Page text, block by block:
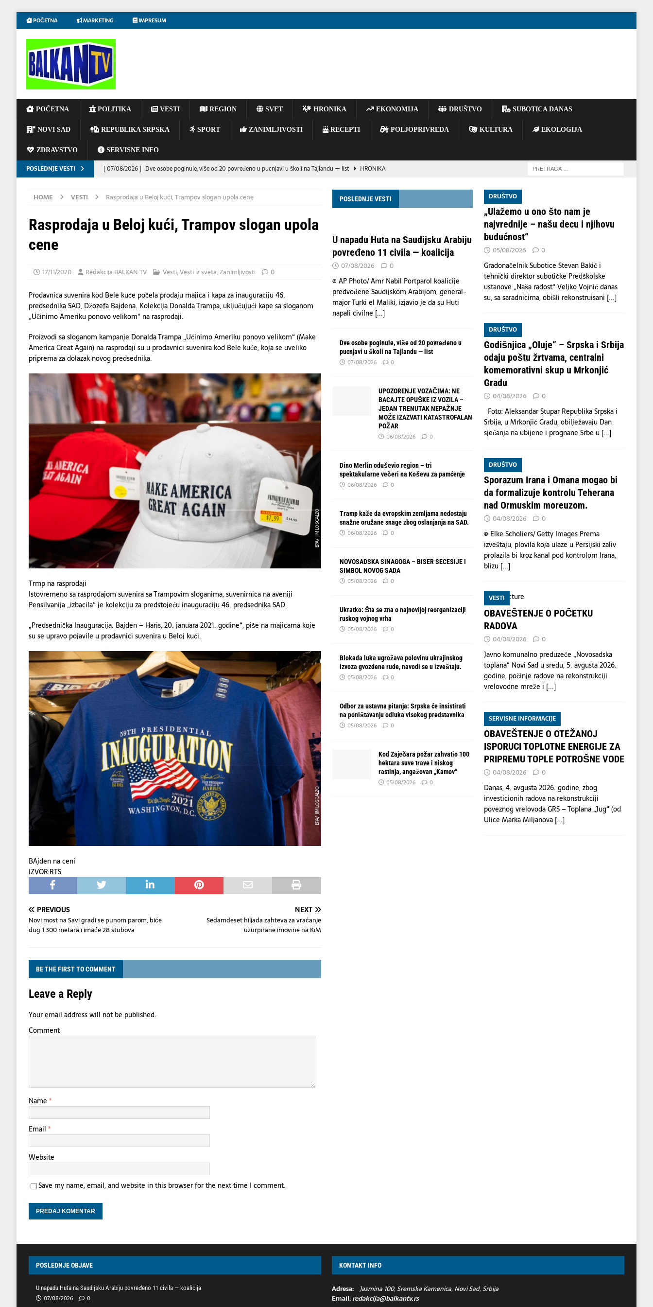
POČETNA MARKETING IMPRESUM
POČETNA POLITIKA VESTI REGION SVET HRONIKA EKONOMIJA DRUŠTVO SUBOTICA DANAS
NOVI SAD REPUBLIKA SRPSKA SPORT ZANIMLJIVOSTI RECEPTI POLJOPRIVREDA KULTURA EKOLOGIJA
ZDRAVSTVO SERVISNE INFO
POSLEDNJE VESTI [ 07/08/2026 ] Dve osobe poginule, više od 20 povređeno u pucnjavi u školi na Tajlandu — list
HRONIKA
IZAZVATI KATASTROFALAN POŽAR
EKOLOGIJA
[ 06/08/2026 ] Dino Merlin oduševio region – tri spektakularne večeri na Koševu za pamćenje
[ 06/08/2026 ]
Tramp kaže da evropskim zemljama nedostaju snažne oružane snage zbog oslanjanja na SAD.
VESTI
VESTI
HOME VESTI Rasprodaja u Beloj kući, Trampov slogan upola cene
Rasprodaja u Beloj kući, Trampov slogan upola
cene
17/11/2020 Redakcija BALKAN TV Vesti,Vesti iz sveta,Zanimljivosti 0
Prodavnica suvenira kod Bele kuće počela prodaju majica i kapa za inauguraciju 46.
predsednika SAD, Džozefa Bajdena. Kolekcija Donalda Trampa, uključujući kape sa sloganom
„Učinimo Ameriku ponovo velikom“ na rasprodaji.
Proizvodi sa sloganom kampanje Donalda Trampa „Učinimo Ameriku ponovo velikom“ (Make
America Great Again) na rasprodaji su u prodavnici suvenira kod Bele kuće, koja se uveliko
priprema za dolazak novog predsednika.
Trmp na rasprodaji
Istovremeno sa rasprodajom suvenira sa Trampovim sloganima, suvenirnica na aveniji
Pensilvanija „izbacila“ je kolekciju za predstojeću inauguraciju 46. predsednika SAD.
„Predsednička Inauguracija. Bajden – Haris, 20. januara 2021. godine“, piše na majicama koje
su se upravo pojavile u prodavnici suvenira u Beloj kući.
BAjden na ceni
IZVOR:RTS
PREVIOUS
Novi most na Savi gradi se punom parom, biće
dug 1.300 metara i imaće 28 stubova
NEXT
Sedamdeset hiljada zahteva za vraćanje
uzurpirane imovine na KiM
BE THE FIRST TO COMMENT
Leave a Reply
Your email address will not be published.
Comment
Name *
Email *
Website
Save my name, email, and website in this browser for the next time I comment.
POSLEDNJE VESTI
U napadu Huta na Saudijsku Arabiju
povređeno 11 civila — koalicija
07/08/2026 0
© AP Photo/ Amr Nabil Portparol koalicije
predvođene Saudijskom Arabijom, general-
major Turki el Maliki, izjavio je da su Huti
napali civilne [...]
Dve osobe poginule, više od 20 povređeno u
pucnjavi u školi na Tajlandu — list
07/08/2026 0
UPOZORENJE VOZAČIMA: NE
BACAJTE OPUŠKE IZ VOZILA –
JEDAN TRENUTAK NEPAŽNJE
MOŽE IZAZVATI KATASTROFALAN
POŽAR
06/08/2026 0
Dino Merlin oduševio region – tri
spektakularne večeri na Koševu za pamćenje
06/08/2026 0
Tramp kaže da evropskim zemljama nedostaju
snažne oružane snage zbog oslanjanja na SAD.
06/08/2026 0
NOVOSADSKA SINAGOGA – BISER SECESIJE I
SIMBOL NOVOG SADA
05/08/2026 0
Ukratko: Šta se zna o najnovijoj reorganizaciji
ruskog vojnog vrha
05/08/2026 0
Blokada luka ugrožava polovinu ukrajinskog
izvoza gvozdene rude, navodi se u izveštaju.
05/08/2026 0
Odbor za ustavna pitanja: Srpska će insistirati
na poništavanju odluka visokog predstavnika
05/08/2026 0
Kod Zaječara požar zahvatio 100
hektara suve trave i niskog
rastinja, angažovan „Kamov“
05/08/2026 0
DRUŠTVO
„Ulažemo u ono što nam je
najvrednije – našu decu i njihovu
budućnost“
05/08/2026 0
Gradonačelnik Subotice Stevan Bakić i
tehnički direktor subotičke Predškolske
ustanove „Naša radost“ Veljko Vojnić danas
su, sa saradnicima, obišli rekonstruisani [...]
DRUŠTVO
Godišnjica „Oluje“ – Srpska i Srbija
odaju poštu žrtvama, centralni
komemorativni skup u Mrkonjić
Gradu
04/08/2026 0
Foto: Aleksandar Stupar Republika Srpska i
Srbija, u Mrkonjić Gradu, obilježavaju Dan
sjećanja na ubijene i prognane Srbe u [...]
DRUŠTVO
Sporazum Irana i Omana mogao bi
da formalizuje kontrolu Teherana
nad Ormuskim moreuzom.
04/08/2026 0
© Elke Scholiers/ Getty Images Prema
izveštaju, plovila koja ulaze u Persijski zaliv
prolazila bi kroz kanal pod kontrolom Irana,
blizu [...]
VESTI
OBAVEŠTENJE O POČETKU
RADOVA
04/08/2026 0
Javno komunalno preduzeće „Novosadska
toplana“ Novi Sad u sredu, 5. avgusta 2026.
godine, počinje radove na rekonstrukciji
vrelovodne mreže i [...]
SERVISNE INFORMACIJE
OBAVEŠTENJE O OTEŽANOJ
ISPORUCI TOPLOTNE ENERGIJE ZA
PRIPREMU TOPLE POTROŠNE VODE
04/08/2026 0
Danas, 4. avgusta 2026. godine, zbog
investicionih radova na rekonstrukciji
poveznog vrelovoda GRS – Toplana „Jug“ (od
Ulice Marka Miljanova [...]
POSLEDNJE OBJAVE
U napadu Huta na Saudijsku Arabiju povređeno 11 civila — koalicija
07/08/2026 0
KONTAKT INFO
Adresa: Jasmina 100, Sremska Kamenica, Novi Sad, Srbija
Email:redakcija@balkantv.rs